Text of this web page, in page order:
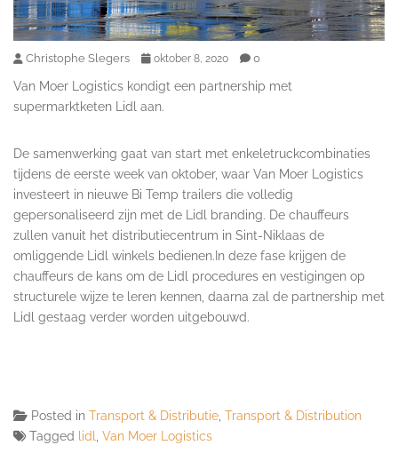
Christophe Slegers oktober 8, 2020 0
Van Moer Logistics kondigt een partnership met
supermarktketen Lidl aan.
De samenwerking gaat van start met enkeletruckcombinaties
tijdens de eerste week van oktober, waar Van Moer Logistics
investeert in nieuwe Bi Temp trailers die volledig
gepersonaliseerd zijn met de Lidl branding. De chauffeurs
zullen vanuit het distributiecentrum in Sint-Niklaas de
omliggende Lidl winkels bedienen.In deze fase krijgen de
chauffeurs de kans om de Lidl procedures en vestigingen op
structurele wijze te leren kennen, daarna zal de partnership met
Lidl gestaag verder worden uitgebouwd.
Posted in Transport & Distributie Transport & Distribution
Tagged
lidl Van Moer Logistics